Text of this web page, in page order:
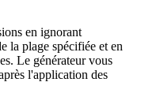
en ignorant
la plage spécifiée et en
Le générateur vous
l'application des